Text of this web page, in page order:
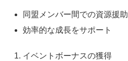
同盟メンバー間での資源援助
効率的な成長をサポート
イベントボーナスの獲得